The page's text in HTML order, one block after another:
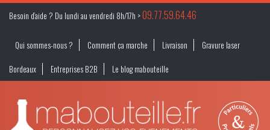
Besoin d’aide ? Du lundi au vendredi 8h/17h >09.77.59.64.46
Qui sommes-nous ? Comment ça marche Livraison
Gravure laser
Bordeaux
Entreprises B2B Le blog mabouteille